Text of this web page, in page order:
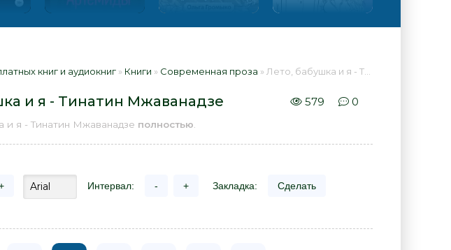
книг и аудиокниг » Книги » Современная проза » Лето, бабушка и я - Тинатин Мжаванадзе 📕 - Книга онлайн бесплатно
и я - Тинатин Мжаванадзе 579 0
и я - Тинатин Мжаванадзе полностью
Интервал: - + Закладка: Сделать